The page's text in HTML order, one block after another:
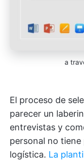
a
El proceso de
parecer un
entrevistas y
personal no tiene
logística. La